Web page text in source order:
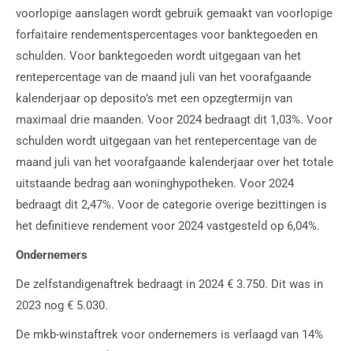
voorlopige aanslagen wordt gebruik gemaakt van voorlopige
forfaitaire rendementspercentages voor banktegoeden en
schulden. Voor banktegoeden wordt uitgegaan van het
rentepercentage van de maand juli van het voorafgaande
kalenderjaar op deposito’s met een opzegtermijn van
maximaal drie maanden. Voor 2024 bedraagt dit 1,03%. Voor
schulden wordt uitgegaan van het rentepercentage van de
maand juli van het voorafgaande kalenderjaar over het totale
uitstaande bedrag aan woninghypotheken. Voor 2024
bedraagt dit 2,47%. Voor de categorie overige bezittingen is
het definitieve rendement voor 2024 vastgesteld op 6,04%.
Ondernemers
De zelfstandigenaftrek bedraagt in 2024 € 3.750. Dit was in
2023 nog € 5.030.
De mkb-winstaftrek voor ondernemers is verlaagd van 14%